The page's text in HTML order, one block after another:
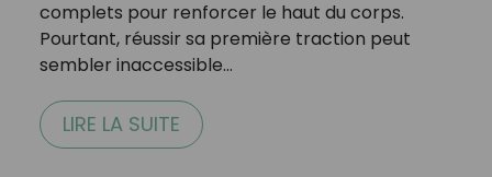
complets pour renforcer le haut du corps.
Pourtant, réussir sa première traction peut
sembler inaccessible…
LIRE LA SUITE